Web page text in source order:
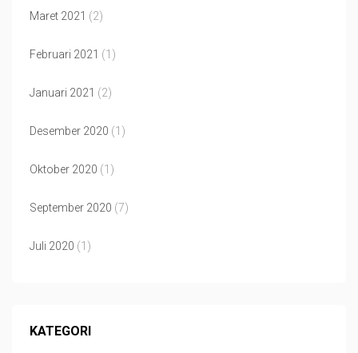
Maret 2021 (2)
Februari 2021 (1)
Januari 2021 (2)
Desember 2020 (1)
Oktober 2020 (1)
September 2020 (7)
Juli 2020 (1)
KATEGORI